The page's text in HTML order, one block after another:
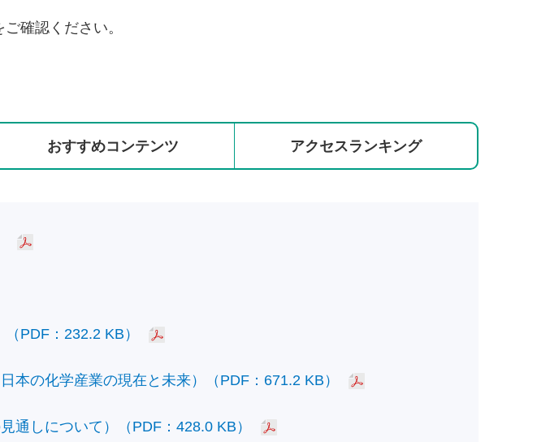
確認ください。
おすすめコンテンツ アクセスランキング
PDF：232.2 KB）
本の化学産業の現在と未来）（PDF：671.2 KB）
通しについて）（PDF：428.0 KB）